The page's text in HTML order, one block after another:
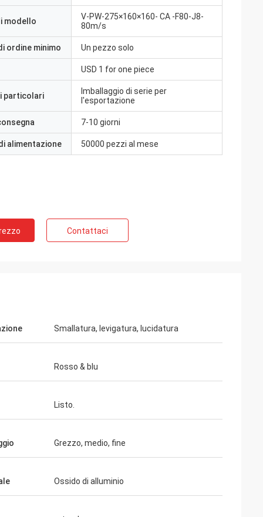
modello
V-PW-275×160×160- CA -F80-J8-
80m/s
ordine minimo Un pezzo solo
USD 1 for one piece
particolari
Imballaggio di serie per
l'esportazione
7-10 giorni
alimentazione 50000 pezzi al mese
Contattaci
Smallatura, levigatura, lucidatura
Rosso & blu
Listo.
Grezzo, medio, fine
Ossido di alluminio